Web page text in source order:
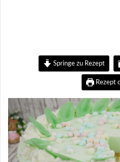
Springe zu Rezept
Rezept